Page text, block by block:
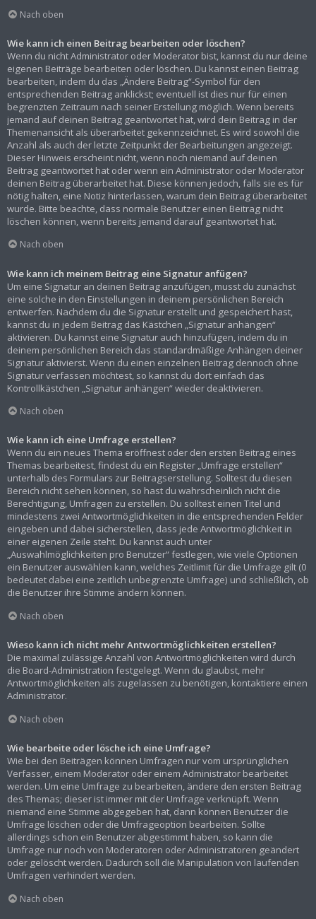
Nach oben
Wie kann ich einen Beitrag bearbeiten oder löschen?
Wenn du nicht Administrator oder Moderator bist, kannst du nur deine
eigenen Beiträge bearbeiten oder löschen. Du kannst einen Beitrag
bearbeiten, indem du das „Ändere Beitrag“-Symbol für den
entsprechenden Beitrag anklickst; eventuell ist dies nur für einen
begrenzten Zeitraum nach seiner Erstellung möglich. Wenn bereits
jemand auf deinen Beitrag geantwortet hat, wird dein Beitrag in der
Themenansicht als überarbeitet gekennzeichnet. Es wird sowohl die
Anzahl als auch der letzte Zeitpunkt der Bearbeitungen angezeigt.
Dieser Hinweis erscheint nicht, wenn noch niemand auf deinen
Beitrag geantwortet hat oder wenn ein Administrator oder Moderator
deinen Beitrag überarbeitet hat. Diese können jedoch, falls sie es für
nötig halten, eine Notiz hinterlassen, warum dein Beitrag überarbeitet
wurde. Bitte beachte, dass normale Benutzer einen Beitrag nicht
löschen können, wenn bereits jemand darauf geantwortet hat.
Nach oben
Wie kann ich meinem Beitrag eine Signatur anfügen?
Um eine Signatur an deinen Beitrag anzufügen, musst du zunächst
eine solche in den Einstellungen in deinem persönlichen Bereich
entwerfen. Nachdem du die Signatur erstellt und gespeichert hast,
kannst du in jedem Beitrag das Kästchen „Signatur anhängen“
aktivieren. Du kannst eine Signatur auch hinzufügen, indem du in
deinem persönlichen Bereich das standardmäßige Anhängen deiner
Signatur aktivierst. Wenn du einen einzelnen Beitrag dennoch ohne
Signatur verfassen möchtest, so kannst du dort einfach das
Kontrollkästchen „Signatur anhängen“ wieder deaktivieren.
Nach oben
Wie kann ich eine Umfrage erstellen?
Wenn du ein neues Thema eröffnest oder den ersten Beitrag eines
Themas bearbeitest, findest du ein Register „Umfrage erstellen“
unterhalb des Formulars zur Beitragserstellung. Solltest du diesen
Bereich nicht sehen können, so hast du wahrscheinlich nicht die
Berechtigung, Umfragen zu erstellen. Du solltest einen Titel und
mindestens zwei Antwortmöglichkeiten in die entsprechenden Felder
eingeben und dabei sicherstellen, dass jede Antwortmöglichkeit in
einer eigenen Zeile steht. Du kannst auch unter
„Auswahlmöglichkeiten pro Benutzer“ festlegen, wie viele Optionen
ein Benutzer auswählen kann, welches Zeitlimit für die Umfrage gilt (0
bedeutet dabei eine zeitlich unbegrenzte Umfrage) und schließlich, ob
die Benutzer ihre Stimme ändern können.
Nach oben
Wieso kann ich nicht mehr Antwortmöglichkeiten erstellen?
Die maximal zulässige Anzahl von Antwortmöglichkeiten wird durch
die Board-Administration festgelegt. Wenn du glaubst, mehr
Antwortmöglichkeiten als zugelassen zu benötigen, kontaktiere einen
Administrator.
Nach oben
Wie bearbeite oder lösche ich eine Umfrage?
Wie bei den Beiträgen können Umfragen nur vom ursprünglichen
Verfasser, einem Moderator oder einem Administrator bearbeitet
werden. Um eine Umfrage zu bearbeiten, ändere den ersten Beitrag
des Themas; dieser ist immer mit der Umfrage verknüpft. Wenn
niemand eine Stimme abgegeben hat, dann können Benutzer die
Umfrage löschen oder die Umfrageoption bearbeiten. Sollte
allerdings schon ein Benutzer abgestimmt haben, so kann die
Umfrage nur noch von Moderatoren oder Administratoren geändert
oder gelöscht werden. Dadurch soll die Manipulation von laufenden
Umfragen verhindert werden.
Nach oben